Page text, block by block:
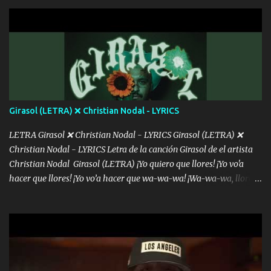
con la gente Dices "Latino Gang" pero pisas a to'a tu gente Pa’ dar
menos se prudente Hoy me sabe a mierda, traigo un Balvin en los
dientes Por falta de empatía le toca ser resiliente ¿Acaso eres
consciente de los followers que mueves? Parcerito, abre los ojos y
ve el poder que tienes Otro chiste malo son los nombres de tus
álbum's "José, vibras colores con la energía del diablo " ¿Si ...
Girasol (LETRA) ❌ Christian Nodal - LYRICS
LETRA Girasol ❌ Christian Nodal - LYRICS Girasol (LETRA) ❌
Christian Nodal - LYRICS Letra de la canción Girasol de el artista
Christian Nodal Girasol (LETRA) ¡Yo quiero que llores! ¡Yo vo'a
hacer que llores! ¡Yo vo’a hacer que wa-wa-wa! ¡Wa-wa-wa, llores!
intentas rimar Pobre payaso que usa a todo el mundo pa' conectar
con la gente Dices "Latino Gang" pero pisas a to'a tu gente Pa’ dar
mensajes, m'ijo, hay quе ser coherentеs Si tú no eres artista, al